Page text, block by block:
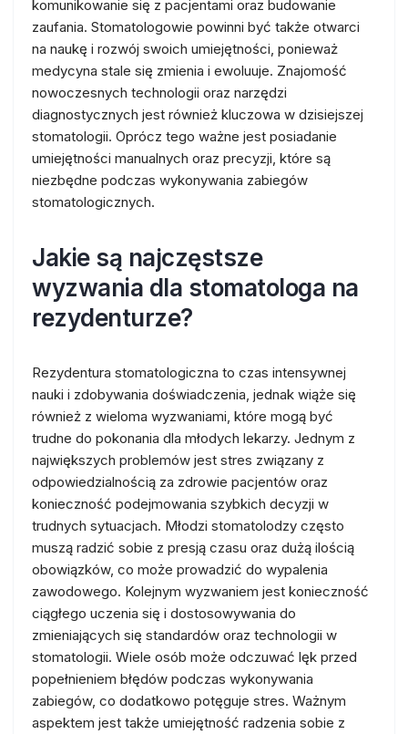
komunikowanie się z pacjentami oraz budowanie
zaufania. Stomatologowie powinni być także otwarci
na naukę i rozwój swoich umiejętności, ponieważ
medycyna stale się zmienia i ewoluuje. Znajomość
nowoczesnych technologii oraz narzędzi
diagnostycznych jest również kluczowa w dzisiejszej
stomatologii. Oprócz tego ważne jest posiadanie
umiejętności manualnych oraz precyzji, które są
niezbędne podczas wykonywania zabiegów
stomatologicznych.
Jakie są najczęstsze
wyzwania dla stomatologa na
rezydenturze?
Rezydentura stomatologiczna to czas intensywnej
nauki i zdobywania doświadczenia, jednak wiąże się
również z wieloma wyzwaniami, które mogą być
trudne do pokonania dla młodych lekarzy. Jednym z
największych problemów jest stres związany z
odpowiedzialnością za zdrowie pacjentów oraz
konieczność podejmowania szybkich decyzji w
trudnych sytuacjach. Młodzi stomatolodzy często
muszą radzić sobie z presją czasu oraz dużą ilością
obowiązków, co może prowadzić do wypalenia
zawodowego. Kolejnym wyzwaniem jest konieczność
ciągłego uczenia się i dostosowywania do
zmieniających się standardów oraz technologii w
stomatologii. Wiele osób może odczuwać lęk przed
popełnieniem błędów podczas wykonywania
zabiegów, co dodatkowo potęguje stres. Ważnym
aspektem jest także umiejętność radzenia sobie z